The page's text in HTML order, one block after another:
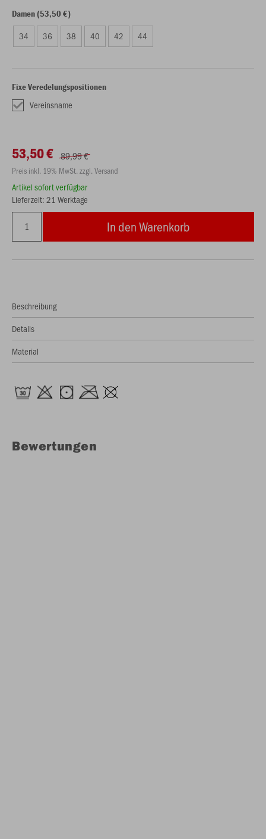
Damen (53,50 €)
34 36 38 40 42 44
Fixe Veredelungspositionen
Vereinsname
53,50 € 89,99 €
Preis inkl. 19% MwSt. zzgl. Versand
Artikel sofort verfügbar
Lieferzeit: 21 Werktage
In den Warenkorb
Beschreibung
Details
Material
Bewertungen